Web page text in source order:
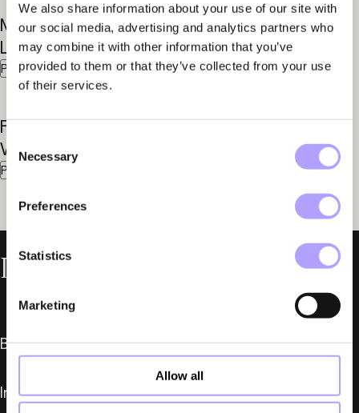
We also share information about your use of our site with
our social media, advertising and analytics partners who
may combine it with other information that you’ve
provided to them or that they’ve collected from your use
of their services.
Selection
Necessary
Preferences
Statistics
Marketing
Allow all
Partner
Mattias
Larsson
Partner
Anders
Aspegren
Partner
Fredrik
Winroth
Marcus
Läs mer om oss
Branscher
Internationellt